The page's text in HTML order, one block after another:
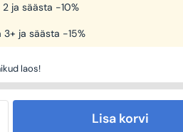
2 ja säästa -10%
3+ ja säästa -15%
laos!
Lisa korvi